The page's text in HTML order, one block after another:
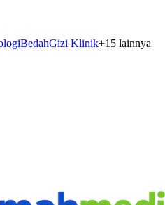
BedahGizi Klinik+15 lainnya